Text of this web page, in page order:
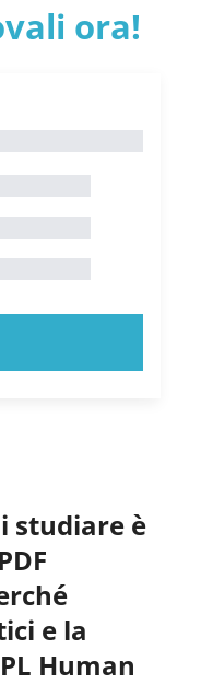
ora!
studiare è
e la
Human